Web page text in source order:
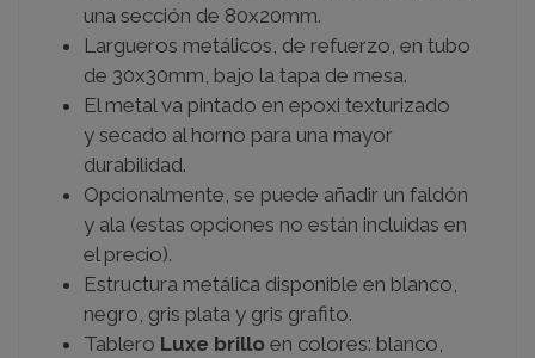
una sección de 80x20mm.
Largueros metálicos, de refuerzo, en tubo
de 30x30mm, bajo la tapa de mesa.
El metal va pintado en epoxi texturizado
y secado al horno para una mayor
durabilidad.
Opcionalmente, se puede añadir un faldón
y ala (estas opciones no están incluidas en
el precio).
Estructura metálica disponible en blanco,
negro, gris plata y gris grafito.
Tablero Luxe brillo en colores: blanco,